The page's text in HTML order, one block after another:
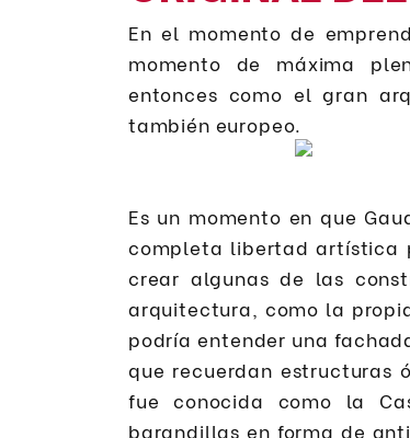
En el momento de
momento de máxima
entonces como el gran
también europeo.
Es un momento en que
completa libertad artística
crear algunas de las
arquitectura, como la
podría entender una
que recuerdan estructuras
fue conocida como la
barandillas en forma de